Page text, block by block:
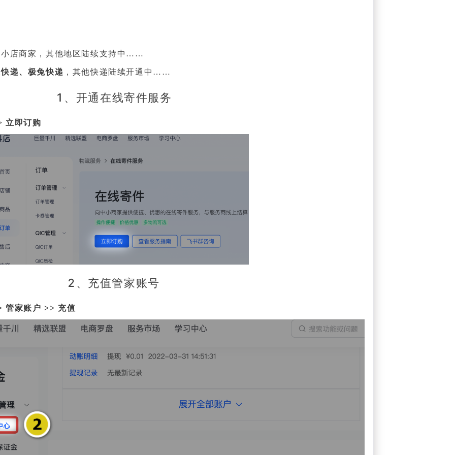
店商家，其他地区陆续支持中……
递、极兔快递 ，其他快递陆续开通中……
1、开通在线寄件服务
立即订购
2、充值管家账号
管家账户 >> 充值